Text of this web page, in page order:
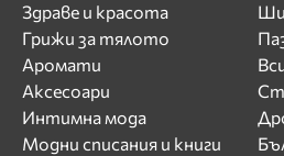
Здраве и красота
Грижи за тялото
Аромати
Аксесоари
Интимна мода
Модни списания и книги